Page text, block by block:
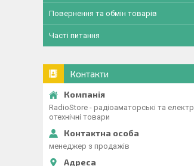
Повернення та обмін товарів
Часті питання
Контакти
RadioStore - радіоаматорські та електр
отехнічні товари
менеджер з продажів